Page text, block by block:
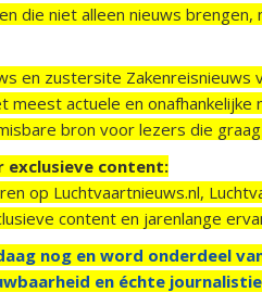
die niet alleen nieuws
en zustersite
meest actuele en
bron voor lezers die
exclusieve content:
op Luchtvaartnieuws.nl,
content en jarenlange
nog en word onderdeel
en échte